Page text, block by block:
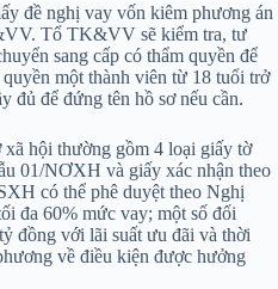
đề nghị vay vốn kiêm phương án
Tổ TK&VV sẽ kiểm tra, tư
sang cấp có thẩm quyền để
một thành viên từ 18 tuổi trở
đủ để đứng tên hồ sơ nếu cần.
xã hội thường gồm 4 loại giấy tờ
01/NƠXH và giấy xác nhận theo
có thể phê duyệt theo Nghị
đa 60% mức vay; một số đối
đồng với lãi suất ưu đãi và thời
về điều kiện được hưởng